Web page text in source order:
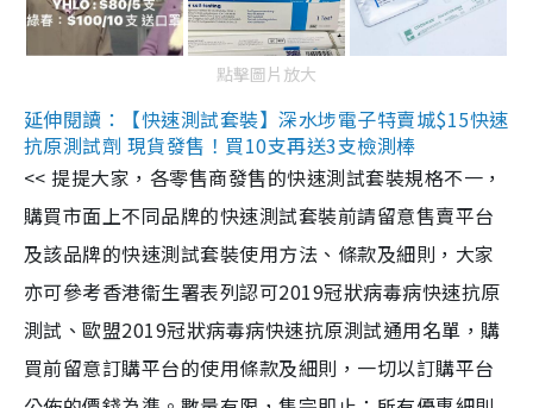
點擊圖片放大
延伸閱讀：【快速測試套裝】深水埗電子特賣城$15快速
抗原測試劑 現貨發售！買10支再送3支檢測棒
<< 提提大家，各零售商發售的快速測試套裝規格不一，
購買市面上不同品牌的快速測試套裝前請留意售賣平台
及該品牌的快速測試套裝使用方法、條款及細則，大家
亦可參考香港衞生署表列認可2019冠狀病毒病快速抗原
測試、歐盟2019冠狀病毒病快速抗原測試通用名單，購
買前留意訂購平台的使用條款及細則，一切以訂購平台